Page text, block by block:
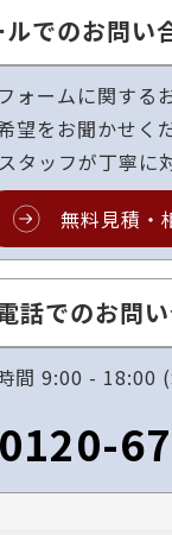
ルでのお問い
ォームに関する
望をお聞かせく
タッフが丁寧に
無料見積・
話でのお問
間 9:00 - 18:00
0120-